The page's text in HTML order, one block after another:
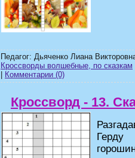
Педагог: Дьяченко Лиана
Кроссворды волшебные, по сказкам
Комментарии (0)
Кроссворд - 13.
Герду